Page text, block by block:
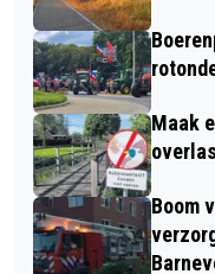
Maak
Boom